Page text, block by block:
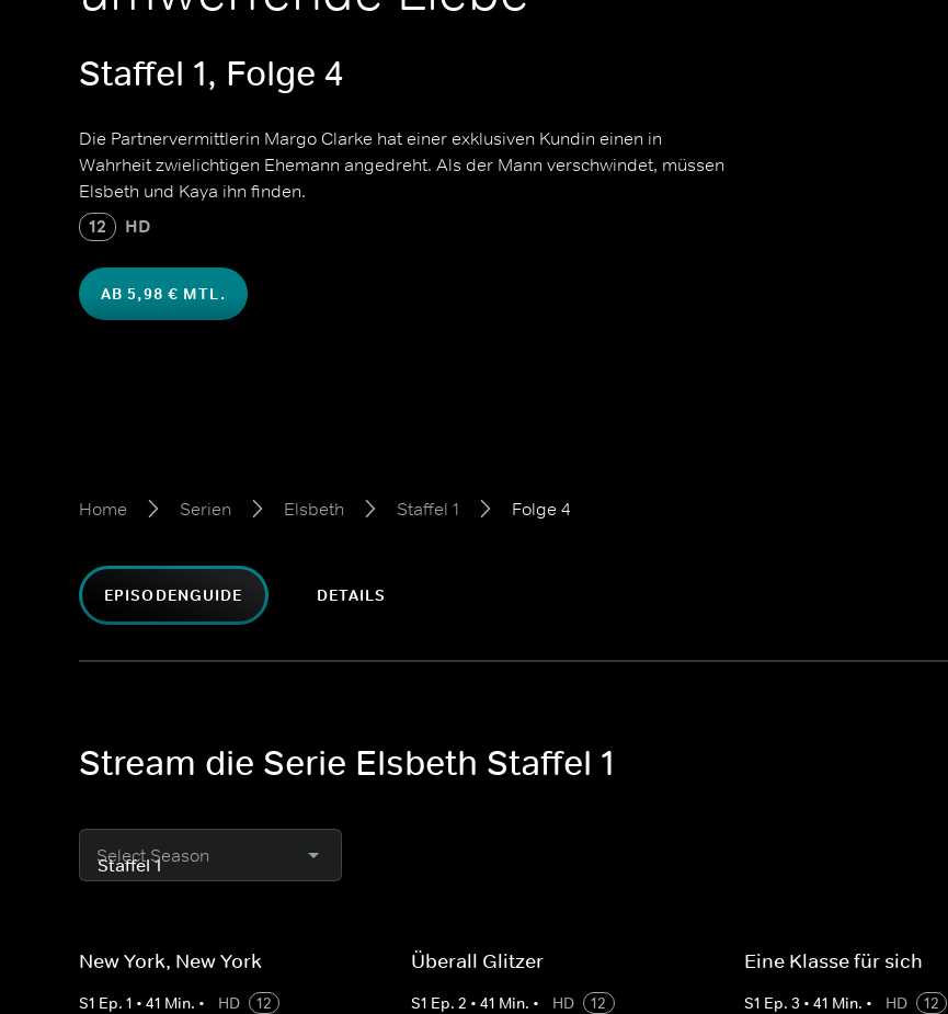
Staffel 1, Folge 4
Die Partnervermittlerin Margo Clarke hat einer exklusiven Kundin einen in
Wahrheit zwielichtigen Ehemann angedreht. Als der Mann verschwindet, müssen
Elsbeth und Kaya ihn finden.
12 HD
AB 5,98 € MTL.
Home Serien Elsbeth Staffel 1 Folge 4
EPISODENGUIDE DETAILS
Stream die Serie Elsbeth Staffel 1
Select Season
New York, New York
S1 Ep. 1 • 41 Min. • HD
12
Überall Glitzer
S1 Ep.2 •41 Min. • HD
12
Eine Klasse für sich
S1 Ep. 3 • 41 Min. • HD
12